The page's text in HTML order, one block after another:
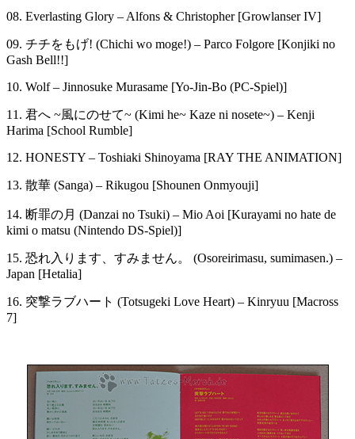
08. Everlasting Glory – Alfons & Christopher [Growlanser IV]
09. チチをもげ! (Chichi wo moge!) – Parco Folgore [Konjiki no
Gash Bell!!]
10. Wolf – Jinnosuke Murasame [Yo-Jin-Bo (PC-Spiel)]
11. 君へ ~風にのせて~ (Kimi he~ Kaze ni nosete~) – Kenji
Harima [School Rumble]
12. HONESTY – Toshiaki Shinoyama [RAY THE ANIMATION]
13. 散華 (Sanga) – Rikugou [Shounen Onmyouji]
14. 断罪の月 (Danzai no Tsuki) – Mio Aoi [Kurayami no hate de
kimi o matsu (Nintendo DS-Spiel)]
15. 恐れ入ります、すみません。 (Osoreirimasu, sumimasen.) –
Japan [Hetalia]
16. 突撃ラブハート (Totsugeki Love Heart) – Kinryuu [Macross
7]